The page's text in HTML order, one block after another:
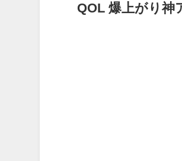
QOL 爆上がり神